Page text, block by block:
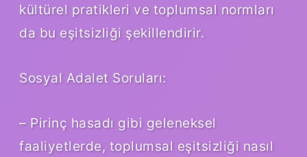
kültürel pratikleri ve toplumsal normları
da bu eşitsizliği şekillendirir.
Sosyal Adalet Soruları:
– Pirinç hasadı gibi geleneksel
faaliyetlerde, toplumsal eşitsizliği nasıl